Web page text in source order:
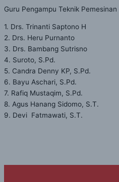
Guru Pengampu Teknik Pemesinan
1. Drs. Trinanti Saptono H
2. Drs. Heru Purnanto
3. Drs. Bambang Sutrisno
4. Suroto, S.Pd.
5. Candra Denny KP, S.Pd.
6. Bayu Aschari, S.Pd.
7. Rafiq Mustaqim, S.Pd.
8. Agus Hanang Sidomo, S.T.
9. Devi Fatmawati, S.T.